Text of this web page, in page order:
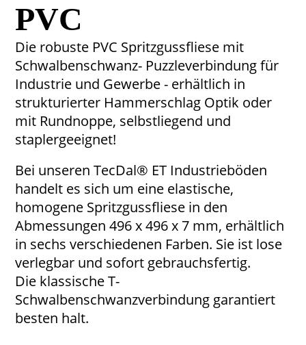
PVC
Die robuste PVC Spritzgussfliese mit
Schwalbenschwanz- Puzzleverbindung für
Industrie und Gewerbe - erhältlich in
strukturierter Hammerschlag Optik oder
mit Rundnoppe, selbstliegend und
staplergeeignet!
Bei unseren TecDal® ET Industrieböden
handelt es sich um eine elastische,
homogene Spritzgussfliese in den
Abmessungen 496 x 496 x 7 mm, erhältlich
in sechs verschiedenen Farben. Sie ist lose
verlegbar und sofort gebrauchsfertig.
Die klassische T-
Schwalbenschwanzverbindung garantiert
besten halt.